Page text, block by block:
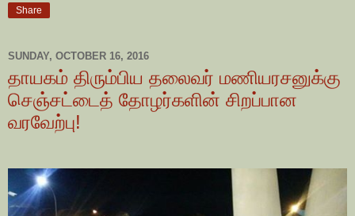
Share
SUNDAY, OCTOBER 16, 2016
தாயகம் திரும்பிய தலைவர் மணியரசனுக்கு
செஞ்சட்டைத் தோழர்களின் சிறப்பான
வரவேற்பு!